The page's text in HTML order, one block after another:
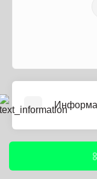
Информация о
Политика